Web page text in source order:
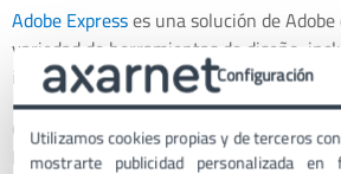
Adobe Expresses una solución de
variedad de herramientas de diseño,
infografías.
Con la confiabilidad y potencia
la creación de gráficos visuales
Configuración
Utilizamos cookies propias y de terceros
mostrarte publicidad personalizada